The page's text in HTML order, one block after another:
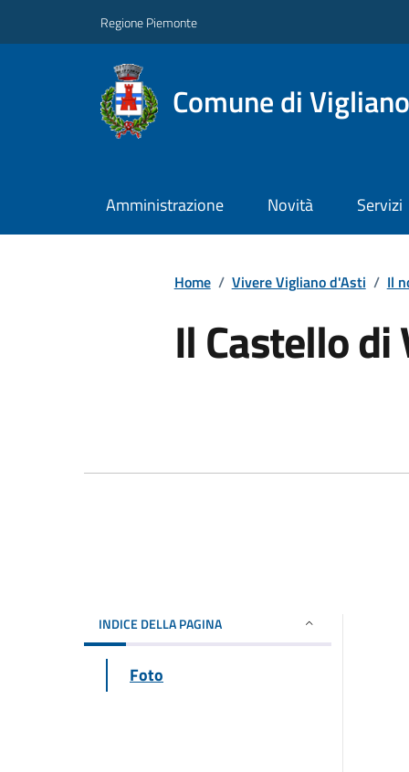
Regione Piemonte
Comune di
Amministrazione Novità Servizi
Home / Vivere Vigliano d'Asti / Il
Il Castello
INDICE DELLA PAGINA
Foto